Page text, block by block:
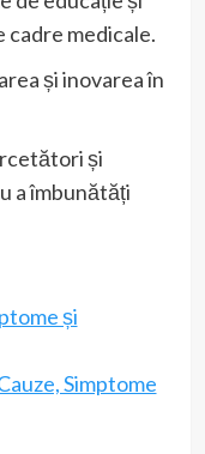
medicale.
și inovarea în
și
a îmbunătăți
și
Simptome